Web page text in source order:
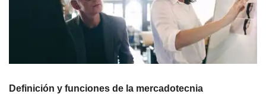
Definición y funciones de la mercadotecnia